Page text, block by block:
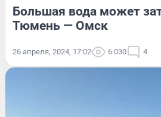
Большая вода может
Тюмень — Омск
26 апреля, 2024, 17:02 6 030 4